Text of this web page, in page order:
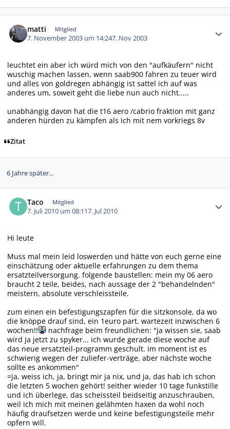
matti Mitglied
7. November 2003 um 14:247. Nov 2003
leuchtet ein aber ich würd mich von den "aufkäufern" nicht
wuschig machen lassen, wenn saab900 fahren zu teuer wird
und alles von goldregen abhängig ist sattel ich auf was
anderes um, soweit geht die liebe nun auch nicht.....
unabhängig davon hat die t16 aero /cabrio fraktion mit ganz
anderen hürden zu kämpfen als ich mit nem vorkriegs 8v
Zitat
6 Jahre später...
Taco Mitglied
7. Juli 2010 um 08:117. Jul 2010
Hi leute
Muss mal mein leid loswerden und hätte von euch gerne eine
einschätzung oder aktuelle erfahrungen zu dem thema
ersatzteilversorgung. folgende baustellen: mein my 06 aero
braucht 2 teile, beides, nach aussage der 2 "behandelnden"
meistern, absolute verschleissteile.
zum einen ein befestigungszapfen für die sitzkonsole, da wo
die knöppe drauf sind, ein 1euro part. wartezeit inzwischen 6
wochen!!
nachfrage beim freundlichen: "ja wissen sie, saab
wird ja jetzt zu spyker... ich wurde gerade diese woche auf
das neue ersatzteil-programm geschult. im moment ist es
schwierig wegen der zuliefer-verträge, aber nächste woche
sollte es ankommen"
=ja, weiss ich, ja, bringt mir ja nix, und ja, das hab ich schon
die letzten 5 wochen gehört! seither wieder 10 tage funkstille
und ich überlege, das scheissteil beidseitig anzuschrauben,
weil ich mich mit meinen gelähmten haxen da wohl noch
häufig draufsetzen werde und keine befestigungsteile mehr
opfern will.